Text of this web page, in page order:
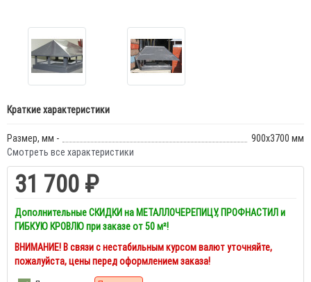
Краткие характеристики
Размер, мм -
900х3700 мм
Смотреть все характеристики
31 700 ₽
Дополнительные СКИДКИ на МЕТАЛЛОЧЕРЕПИЦУ, ПРОФНАСТИЛ и
ГИБКУЮ КРОВЛЮ при заказе от 50 м²!
ВНИМАНИЕ! В связи с нестабильным курсом валют уточняйте,
пожалуйста, цены перед оформлением заказа!